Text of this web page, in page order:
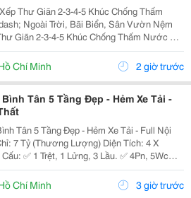
Thư Giãn 2-3-4-5 Khúc Chống Thấm
Ngoài Trời, Bãi Biển, Sân Vườn Nệm
Giãn 2-3-4-5 Khúc Chống Thấm Nước Có
Kích Thước, Màu Sắc Và Chất Liệu Phù
Lựa Chọn. Sản Phẩm Hoàn Thiện Tỉ Mỉ,
Chí Minh 2 giờ trước
Tân 5 Tầng Đẹp - Hẻm Xe Tải -
Tân 5 Tầng Đẹp - Hẻm Xe Tải - Full Nội
Tỷ (Thương Lượng) Diện Tích: 4 X
Trí 6Pn). ✅ Phòng Thờ, Phòng Giặt, Sân
Xe Tải, Gần Mặt Tiền, Thuận...
Chí Minh 3 giờ trước